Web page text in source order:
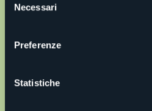
delNecessari
Preferenze
Statistiche